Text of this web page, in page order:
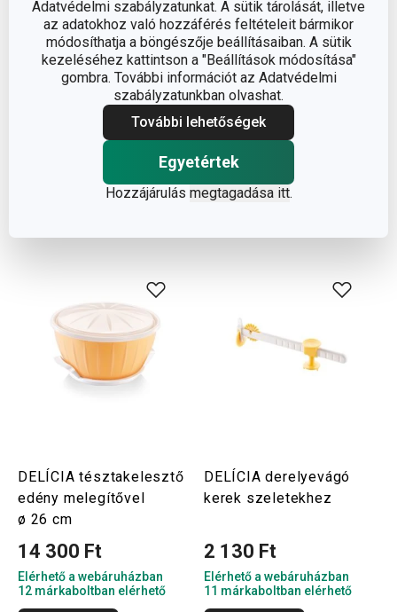
Adatvédelmi szabályzatunkat. A sütik tárolását, illetve
az adatokhoz való hozzáférés feltételeit bármikor
módosíthatja a böngészője beállításaiban. A sütik
kezeléséhez kattintson a "Beállítások módosítása"
gombra. További információt az Adatvédelmi
szabályzatunkban olvashat.
További lehetőségek
Egyetértek
Hozzájárulás megtagadása itt.
Az elkészítésben segítségedre
lesznek:
DELÍCIA tésztakelesztő
edény melegítővel
ø 26 cm
14 300 Ft
Elérhető a webáruházban
12 márkaboltban elérhető
DELÍCIA derelyevágó
kerek szeletekhez
2 130 Ft
Elérhető a webáruházban
11 márkaboltban elérhető